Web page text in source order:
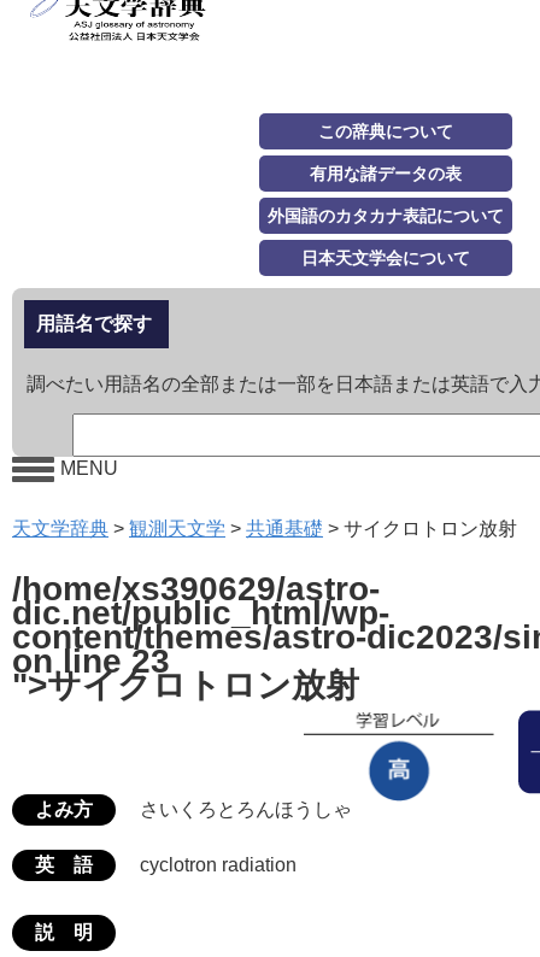
この辞典について
有用な諸データの表
外国語のカタカナ表記について
日本天文学会について
用語名で探す
調べたい用語名の全部または一部を日本語または英語で入
MENU
天文学辞典 > 観測天文学 > 共通基礎 > サイクロトロン放射
/home/xs390629/astro-
dic.net/public_html/wp-
content/themes/astro-dic2023/
on line 23
">サイクロトロン放射
よみ方 さいくろとろんほうしゃ
英 語 cyclotron radiation
説 明